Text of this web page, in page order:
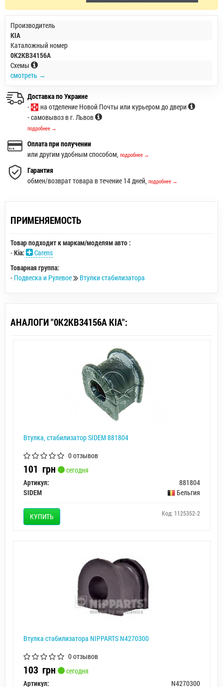
Производитель
KIA
Каталожный номер
0K2KB34156A
Схемы
смотреть →
Доставка по Украине
-
на отделение Новой Почты или курьером до двери
- самовывоз в г. Львов
подробнее →
Оплата при получении
или другим удобным способом, подробнее →
Гарантия
обмен/возврат товара в течение 14 дней, подробнее →
ПРИМЕНЯЕМОСТЬ
Товар подходит к маркам/моделям авто :
-Kia:
Carens
Товарная группа:
- Подвеска и Рулевое Втулки стабилизатора
АНАЛОГИ "0K2KB34156A KIA":
Втулка, стабилизатор SIDEM 881804
0 отзывов
101 грн
сегодня
Артикул:
881804
SIDEM
Бельгия
КУПИТЬ Код: 1125352-2
Втулка стабилизатора NIPPARTS N4270300
0 отзывов
103 грн
сегодня
Артикул:
N4270300